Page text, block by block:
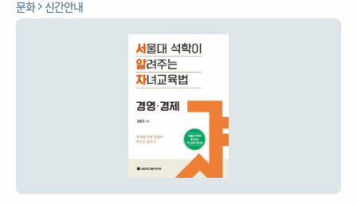
문화 신간안내